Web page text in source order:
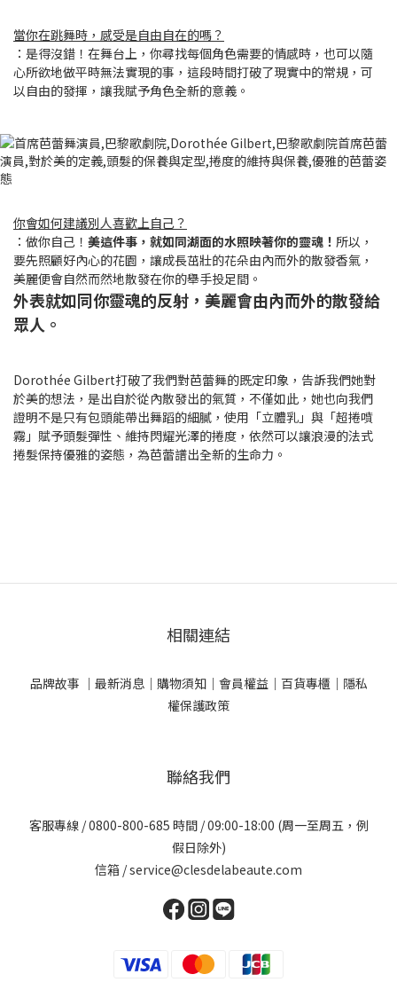
當你在跳舞時，感受是自由自在的嗎？
：是得沒錯！在舞台上，你尋找每個角色需要的情感時，也可以隨
心所欲地做平時無法實現的事，這段時間打破了現實中的常規，可
以自由的發揮，讓我賦予角色全新的意義。
你會如何建議別人喜歡上自己？
：做你自己！ 美這件事，就如同湖面的水照映著你的靈魂！ 所以，
要先照顧好內心的花園，讓成長茁壯的花朵由內而外的散發香氣，
美麗便會自然而然地散發在你的舉手投足間。
外表就如同你靈魂的反射，美麗會由內而外的散發給
眾人。
Dorothée Gilbert打破了我們對芭蕾舞的既定印象，告訴我們她對
於美的想法，是出自於從內散發出的氣質，不僅如此，她也向我們
證明不是只有包頭能帶出舞蹈的細膩，使用「立體乳」與「超捲噴
霧」賦予頭髮彈性、維持閃耀光澤的捲度，依然可以讓浪漫的法式
捲髮保持優雅的姿態，為芭蕾譜出全新的生命力。
相關連結
品牌故事 ｜ 最新消息｜ 購物須知｜ 會員權益｜ 百貨專櫃｜ 隱私
權保護政策
聯絡我們
客服專線 / 0800-800-685 時間 / 09:00-18:00 (周一至周五，例
假日除外)
信箱 / service@clesdelabeaute.com